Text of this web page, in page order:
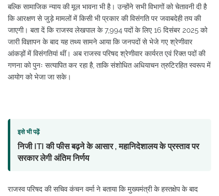
बल्कि सामाजिक न्याय की मूल भावना भी है। उन्होंने सभी विभागों को चेतावनी दी है
कि आरक्षण से जुड़े मामलों में किसी भी प्रकार की विसंगति पर जवाबदेही तय की
जाएगी। बता दें कि राजस्व लेखपाल के 7,994 पदों के लिए 16 दिसंबर 2025 को
जारी विज्ञापन के बाद यह तथ्य सामने आया कि जनपदों से भेजे गए श्रेणीवार
आंकड़ों में विसंगतियां थीं। अब राजस्व परिषद श्रेणीवार कार्यरत एवं रिक्त पदों की
गणना को पुनः सत्यापित कर रहा है, ताकि संशोधित अधियाचन त्रुटिरहित स्वरूप में
आयोग को भेजा जा सके।
इसे भी पढ़ें
निजी ITI की फीस बढ़ने के आसार , महानिदेशालय के प्रस्ताव पर
सरकार लेगी अंतिम निर्णय
राजस्व परिषद की सचिव कंचन वर्मा ने बताया कि मुख्यमंत्री के हस्तक्षेप के बाद